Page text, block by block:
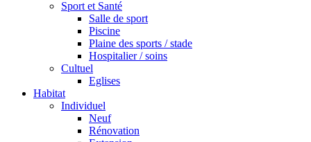
Sport et Santé
Salle de sport
Piscine
Plaine des sports / stade
Hospitalier / soins
Cultuel
Eglises
Habitat
Individuel
Neuf
Rénovation